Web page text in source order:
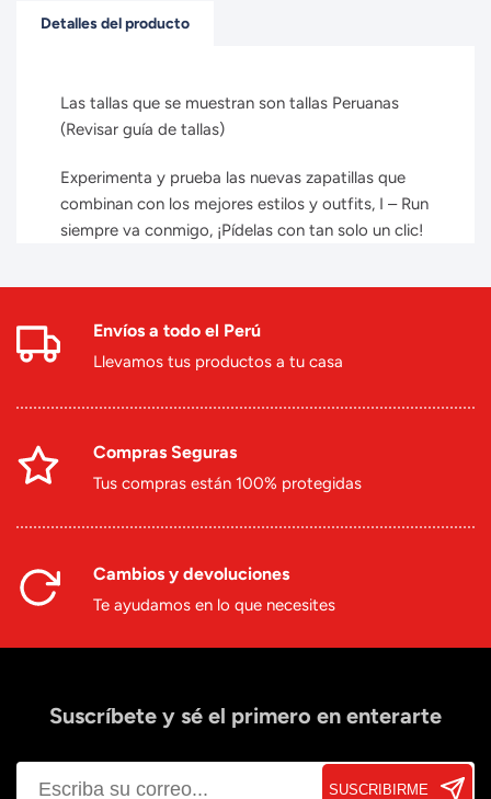
Detalles del producto
Las tallas que se muestran son tallas Peruanas
(Revisar guía de tallas)
Experimenta y prueba las nuevas zapatillas que
combinan con los mejores estilos y outfits, I – Run
siempre va conmigo, ¡Pídelas con tan solo un clic!
Envíos a todo el Perú
Llevamos tus productos a tu casa
Compras Seguras
Tus compras están 100% protegidas
Cambios y devoluciones
Te ayudamos en lo que necesites
Suscríbete y sé el primero en enterarte
SUSCRIBIRME